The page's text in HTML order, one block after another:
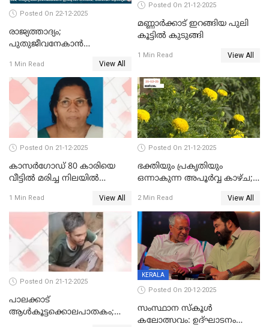
Posted On 22-12-2025
രാജ്യത്താദ്യം;
പുതുജീവനേകാൻ
എറണാകുളം സർക്കാർ
ജനറൽ
ആശുപത്രിയിലെത്തിച്ചു
1 Min Read View All
Posted On 21-12-2025
മണ്ണാർക്കാട് ഇറങ്ങിയ പുലി
കൂട്ടിൽ കുടുങ്ങി
1 Min Read View All
Posted On 21-12-2025
കാസർഗോഡ് 80 കാരിയെ
വീട്ടിൽ മരിച്ച നിലയിൽ
1 Min Read View All
Posted On 21-12-2025
ഭക്തിയും പ്രകൃതിയും
ഒന്നാകുന്ന അപൂര്‍വ്വ കാഴ്ച;
കാഴ്ചാനുഭവമൊരുക്കി
ശബരീ നന്ദനം
2 Min Read View All
Posted On 21-12-2025
പാലക്കാട്‌
ആൾകൂട്ടക്കൊലപാതകം;
KERALA
Posted On 20-12-2025
സംസ്ഥാന സ്കൂൾ
കലോത്സവം: ഉദ്ഘാടനം